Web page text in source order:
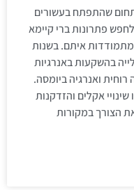
שהתפתח בעשורים
פתרונות ברי קיימא
מתמודדות איתם. בשנות
בהשקעות באנרגיות
רוחית ואנרגיה ביומסה.
אקלים והזדקנות
הצורך במקורות